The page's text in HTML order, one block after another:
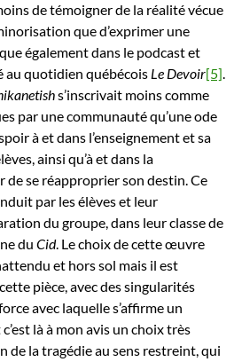
de témoigner de la réalité vécue
que d’exprimer une
également dans le podcast et
au quotidien québécois Le Devoir[5].
s’inscrivait moins comme
par une communauté qu’une ode
à et dans l’enseignement et sa
ainsi qu’à et dans la
de se réapproprier son destin. Ce
par les élèves et leur
du groupe, dans leur classe de
du Cid. Le choix de cette œuvre
et hors sol mais il est
pièce, avec des singularités
avec laquelle s’affirme un
là à mon avis un choix très
de la tragédie au sens restreint, qui